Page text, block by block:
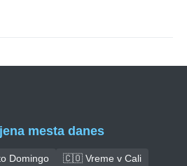
mesta danes
Domingo
🇨🇴 Vreme v Cali